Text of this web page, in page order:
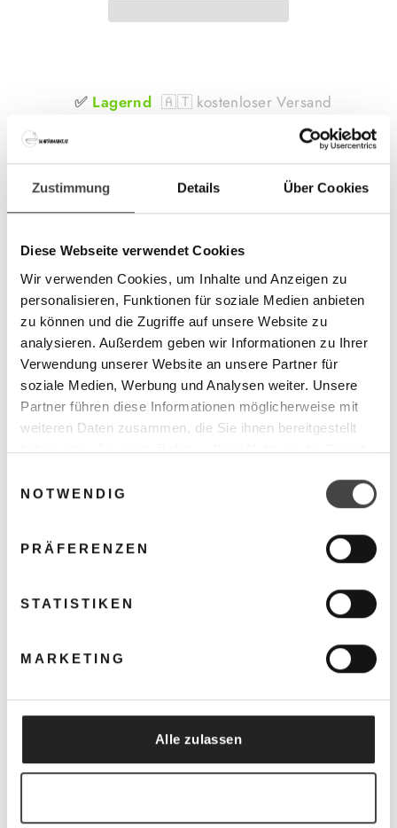
Zustimmung Details Über Cookies
Diese Webseite verwendet Cookies
Wir verwenden Cookies, um Inhalte und Anzeigen zu
personalisieren, Funktionen für soziale Medien anbieten
zu können und die Zugriffe auf unsere Website zu
analysieren. Außerdem geben wir Informationen zu Ihrer
Verwendung unserer Website an unsere Partner für
soziale Medien, Werbung und Analysen weiter. Unsere
Partner führen diese Informationen möglicherweise mit
weiteren Daten zusammen, die Sie ihnen bereitgestellt
haben oder die sie im Rahmen Ihrer Nutzung der Dienste
NOTWENDIG
PRÄFERENZEN
STATISTIKEN
MARKETING
Alle zulassen
✅ Lagernd 🇦🇹 kostenloser Versand
Produktbeschreibung:
der via W-Lan von der Ferne.
ZAHLUNGSMODALITÄTEN
GERNE KÖNNEN SIE UNS EINE FRAGE STELLEN
Kunden kauften auch